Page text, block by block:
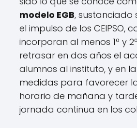
modelo EGB, sustanciado
el impulso de los CEIPSO,
incorporan al menos 1º y
retrasar en dos años el
alumnos al instituto, y en
medidas para favorecer
horario de mañana y
jornada continua en los